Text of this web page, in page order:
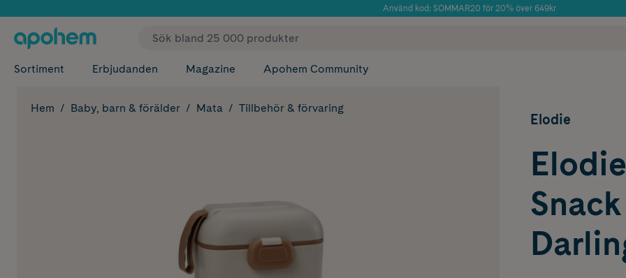
Använd kod: SOMMAR20 för 20% över 649kr
✓ Fri frakt
Sortiment Erbjudanden Magazine Apohem Community
Hem Baby, barn & förälder Mata Tillbehör & förvaring
Elodie